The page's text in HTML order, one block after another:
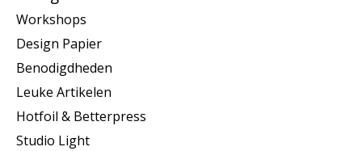
Workshops
Design Papier
Benodigdheden
Leuke Artikelen
Hotfoil & Betterpress
Studio Light